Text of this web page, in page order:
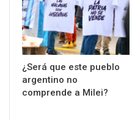
¿Será que este pueblo
argentino no
comprende a Milei?